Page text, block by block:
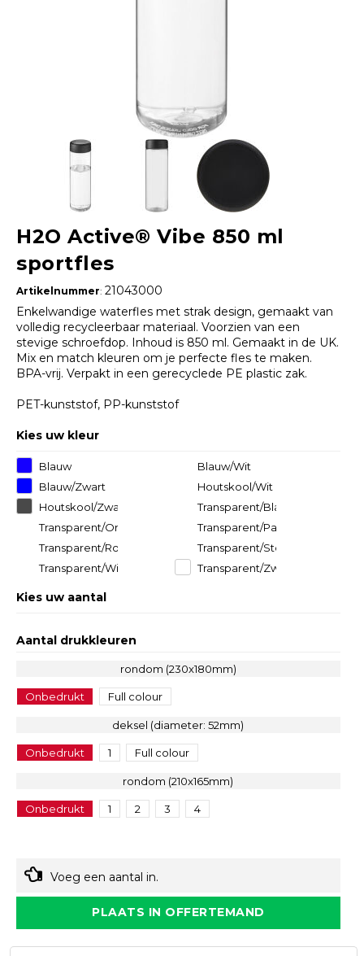
H2O Active® Vibe 850 ml
sportfles
Artikelnummer:21043000
Enkelwandige waterfles met strak design, gemaakt van
volledig recycleerbaar materiaal. Voorzien van een
stevige schroefdop. Inhoud is 850 ml. Gemaakt in de UK.
Mix en match kleuren om je perfecte fles te maken.
BPA-vrij. Verpakt in een gerecyclede PE plastic zak.
PET-kunststof, PP-kunststof
Kies uw kleur
Blauw
Blauw/Wit
Blauw/Zwart
Houtskool/Wit
Houtskool/Zwart
Transparent/Blauw
Transparent/Oranje
Transparent/Paars
Transparent/Rood
Transparent/Stormgrijs
Transparent/Wit
Transparent/Zwart
Kies uw aantal
Aantal drukkleuren
rondom (230x180mm)
Onbedrukt Full colour
deksel (diameter: 52mm)
Onbedrukt 1 Full colour
rondom (210x165mm)
Onbedrukt 1 2 3 4
Voeg een aantal in.
PLAATS IN OFFERTEMAND